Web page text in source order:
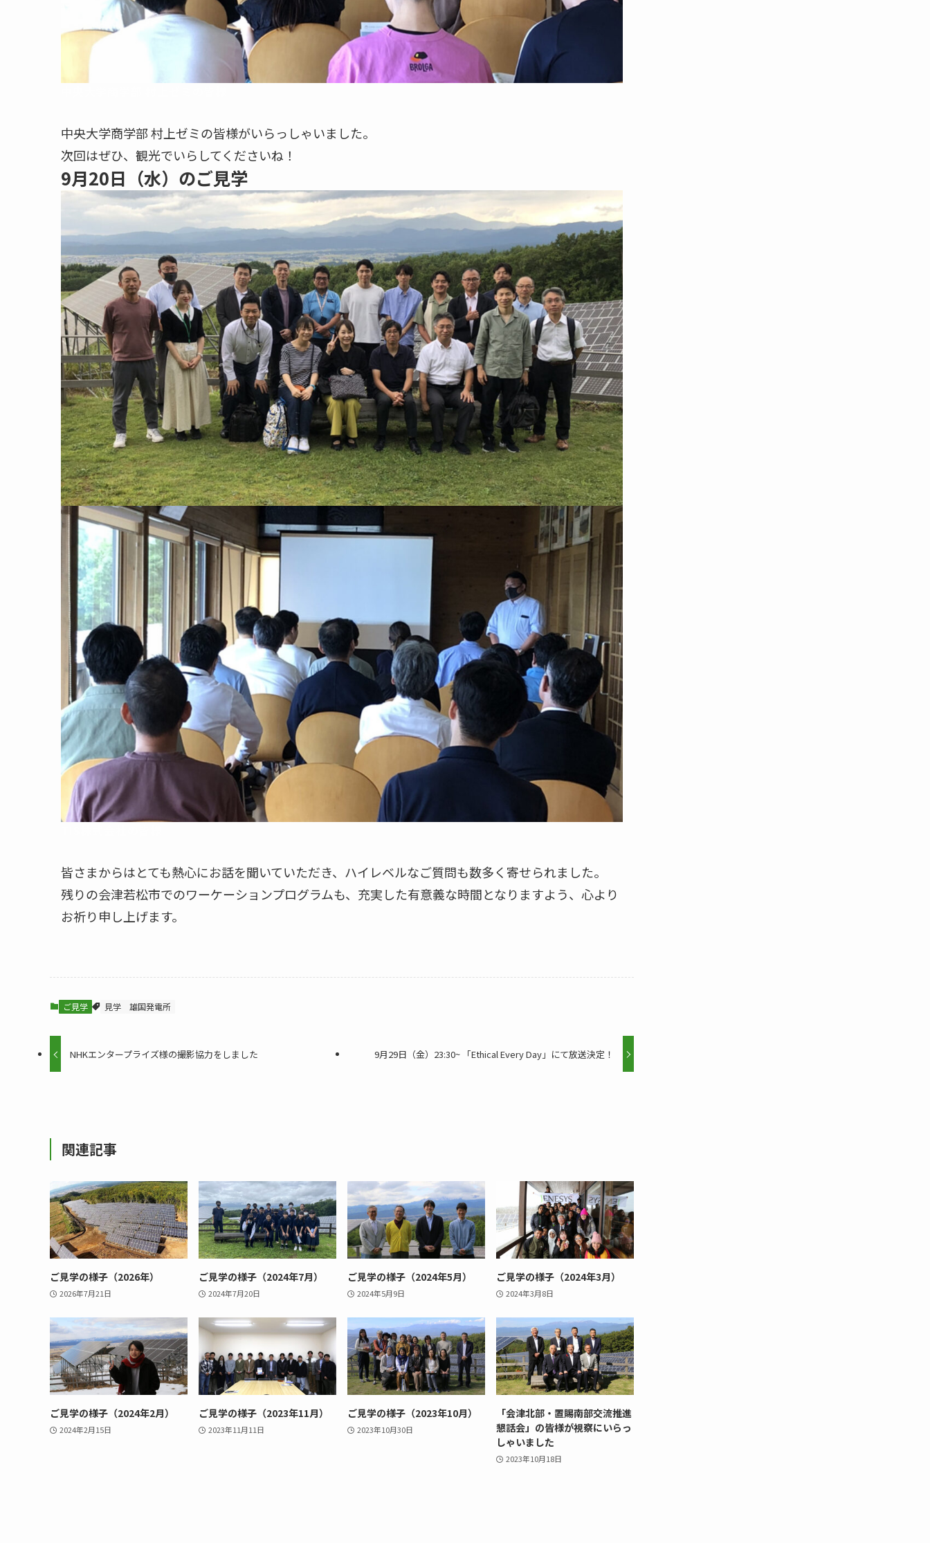
中央大学商学部 村上ゼミの皆様がいらっしゃいました。
次回はぜひ、観光でいらしてくださいね！
9月20日（水）のご見学
皆さまからはとても熱心にお話を聞いていただき、ハイレベルなご質問も数多く寄せられました。
残りの会津若松市でのワーケーションプログラムも、充実した有意義な時間となりますよう、心より
お祈り申し上げます。
ご見学 見学 雄国発電所
NHKエンタープライズ様の撮影協力をしました 9月29日（金）23:30~ 「Ethical Every Day」にて放送決定！
関連記事
ご見学の様子（2026年）
2026年7月21日
ご見学の様子（2024年7月）
2024年7月20日
ご見学の様子（2024年5月）
2024年5月9日
ご見学の様子（2024年3月）
2024年3月8日
ご見学の様子（2024年2月）
2024年2月15日
ご見学の様子（2023年11月）
2023年11月11日
ご見学の様子（2023年10月）
2023年10月30日
「会津北部・置賜南部交流推進
懇話会」の皆様が視察にいらっ
しゃいました
2023年10月18日